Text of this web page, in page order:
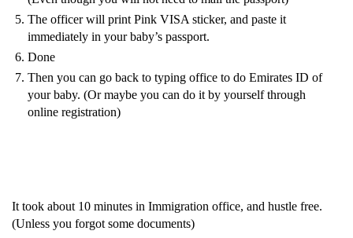
The officer will print Pink VISA sticker, and paste it
immediately in your baby’s passport.
Done
Then you can go back to typing office to do Emirates ID of
your baby. (Or maybe you can do it by yourself through
online registration)
It took about 10 minutes in Immigration office, and hustle free.
(Unless you forgot some documents)